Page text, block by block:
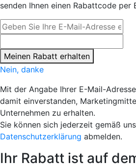
senden Ihnen einen Rabattcode per
Meinen Rabatt erhalten
Nein, danke
Mit der Angabe Ihrer E-Mail-
damit einverstanden,
Unternehmen zu erhalten.
Sie können sich jederzeit gemäß
Datenschutzerklärung abmelden.
Ihr Rabatt ist auf